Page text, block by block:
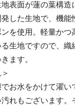
表面が蓮の葉構造
した生地で、機
を使用。軽量かつ
生地ですので、織
ます。
お水をかけて濯
れもございます